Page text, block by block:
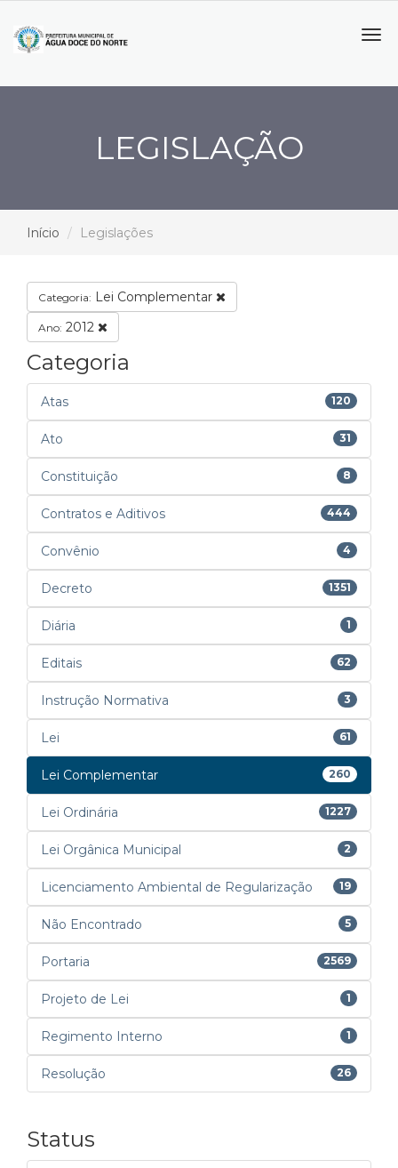
LEGISLAÇÃO
Início Legislações
Categoria: Lei Complementar
Ano: 2012
Categoria
Atas 120
Ato 31
Constituição 8
Contratos e Aditivos 444
Convênio 4
Decreto 1351
Diária 1
Editais 62
Instrução Normativa 3
Lei 61
Lei Complementar 260
Lei Ordinária 1227
Lei Orgânica Municipal 2
Licenciamento Ambiental de Regularização 19
Não Encontrado 5
Portaria 2569
Projeto de Lei 1
Regimento Interno 1
Resolução 26
Status